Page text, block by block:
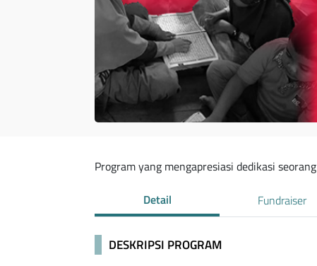
Program yang mengapresiasi dedikasi
Detail
Fundraiser
DESKRIPSI PROGRAM